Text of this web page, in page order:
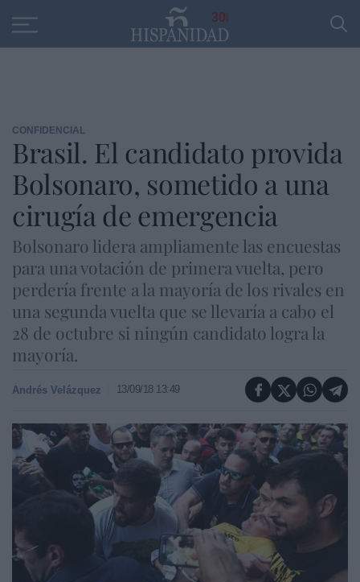
30
CONFIDENCIAL
Brasil. El candidato provida
Bolsonaro, sometido a una
cirugía de emergencia
Bolsonaro lidera ampliamente las encuestas
para una votación de primera vuelta, pero
perdería frente a la mayoría de los rivales en
una segunda vuelta que se llevaría a cabo el
28 de octubre si ningún candidato logra la
mayoría.
Andrés Velázquez 13/09/18 13:49